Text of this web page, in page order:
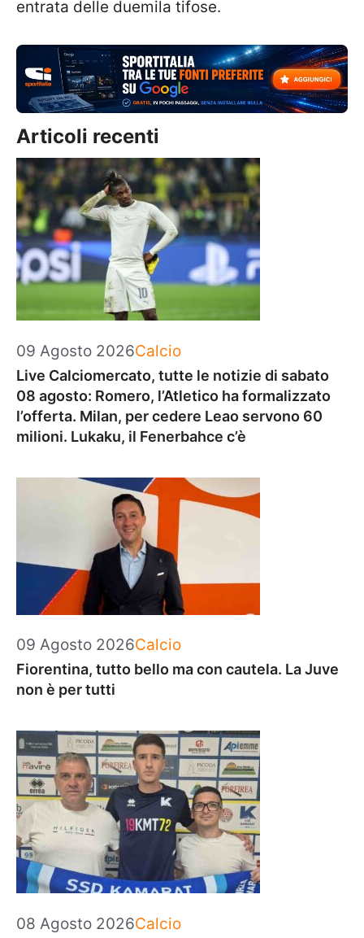
entrata delle duemila tifose.
Articoli recenti
09 Agosto 2026Categorie
Calcio
Live Calciomercato, tutte le notizie di sabato
08 agosto: Romero, l’Atletico ha formalizzato
l’offerta. Milan, per cedere Leao servono 60
milioni. Lukaku, il Fenerbahce c’è
09 Agosto 2026Categorie
Calcio
Fiorentina, tutto bello ma con cautela. La Juve
non è per tutti
08 Agosto 2026Categorie
Calcio